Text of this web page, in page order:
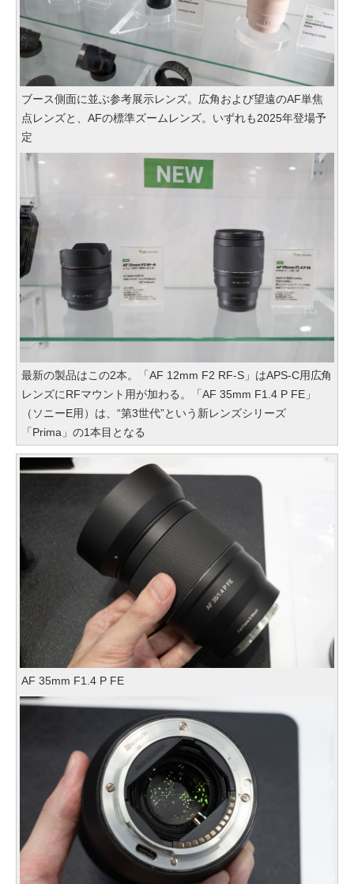
ブース側面に並ぶ参考展示レンズ。広角および望遠のAF単焦
点レンズと、AFの標準ズームレンズ。いずれも2025年登場予
定
最新の製品はこの2本。「AF 12mm F2 RF-S」はAPS-C用広角
レンズにRFマウント用が加わる。「AF 35mm F1.4 P FE」
（ソニーE用）は、“第3世代”という新レンズシリーズ
「Prima」の1本目となる
AF 35mm F1.4 P FE